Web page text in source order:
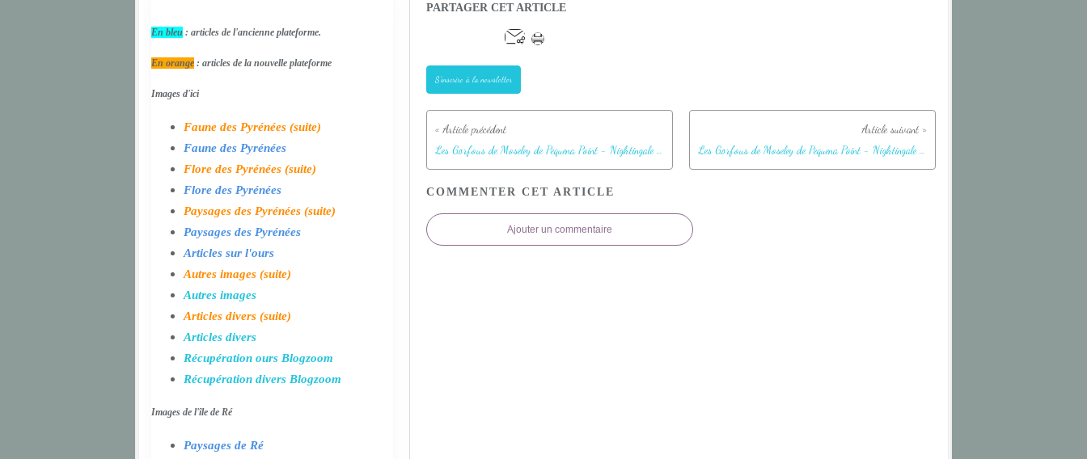
PARTAGER CET ARTICLE
S'inscrire à la newsletter
Les Gorfous de Moseley de Pequena Point - Nightingale Island - Tristan da Cunha Les Gorfous de Moseley de Pequena Point - Nightingale Island - Tristan da Cunha
COMMENTER CET ARTICLE
Ajouter un commentaire
En bleu : articles de l'ancienne plateforme.
En orange : articles de la nouvelle plateforme
Images d'ici
Faune des Pyrénées (suite)
Faune des Pyrénées
Flore des Pyrénées (suite)
Flore des Pyrénées
Paysages des Pyrénées (suite)
Paysages des Pyrénées
Articles sur l'ours
Autres images (suite)
Autres images
Articles divers (suite)
Articles divers
Récupération ours Blogzoom
Récupération divers Blogzoom
Images de l'île de Ré
Paysages de Ré